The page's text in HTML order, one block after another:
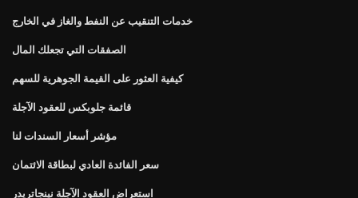
خدمات التنقيب عن النفط والغاز في الخارج
الصفقات التي تجعلك المال
كيفية العثور على القيمة الجوهرية للسهم
قائمة جلوبكس للعقود الآجلة
مؤشر أسعار السندات لنا
سعر الفائدة العادي لبطاقة الائتمان
استعراض العقود الآجلة نينجاتريدر